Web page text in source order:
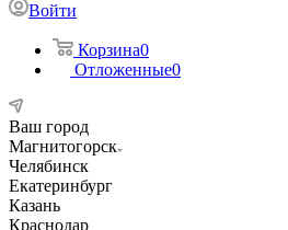
Войти
Корзина0
Отложенные0
Ваш город
Магнитогорск
Челябинск
Екатеринбург
Казань
Краснодар